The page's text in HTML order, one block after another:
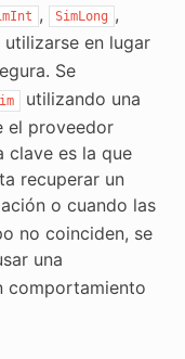
, SimLong ,
utilizarse en lugar
Se
utilizando una
el proveedor
clave es la que
recuperar un
o cuando las
no coinciden, se
una
comportamiento